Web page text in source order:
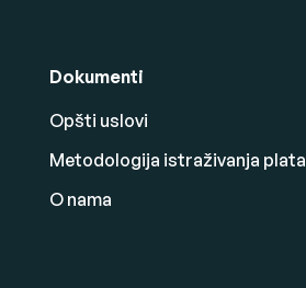
Dokumenti
Opšti uslovi
Metodologija istraživanja plata
O nama